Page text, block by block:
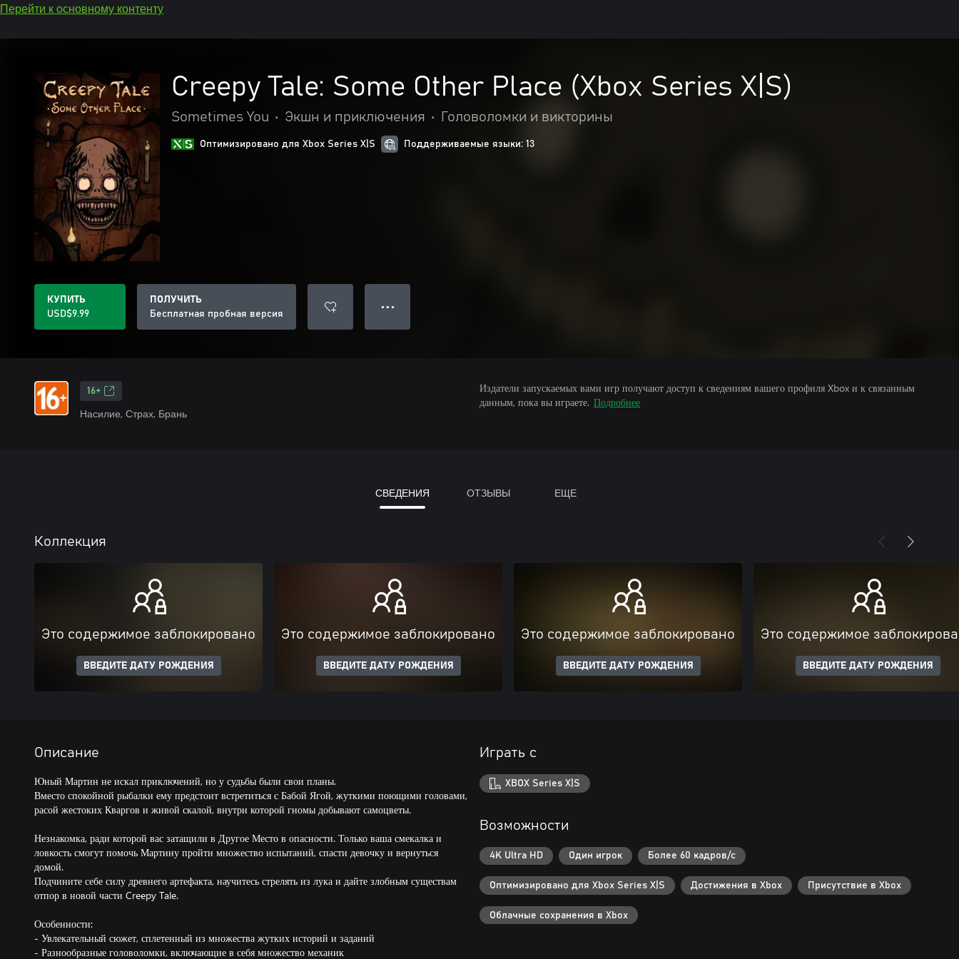
Перейти к основному контенту
Creepy Tale: Some Other Place (Xbox Series X|S)
Sometimes You • Экшн и приключения • Головоломки и викторины
Оптимизировано для Xbox Series X|S Поддерживаемые языки: 13
КУПИТЬ
USD$9.99
ПОЛУЧИТЬ
Бесплатная пробная версия
● ● ●
16+
Насилие, Страх, Брань
Издатели запускаемых вами игр получают доступ к сведениям вашего профиля Xbox и к связанным
данным, пока вы играете. Подробнее
СВЕДЕНИЯ ОТЗЫВЫ ЕЩЕ
Коллекция
Это содержимое заблокировано
ВВЕДИТЕ ДАТУ РОЖДЕНИЯ
Это содержимое заблокировано
ВВЕДИТЕ ДАТУ РОЖДЕНИЯ
Это содержимое заблокировано
ВВЕДИТЕ ДАТУ РОЖДЕНИЯ
Это содержимое
ВВЕДИТЕ ДАТУ РОЖДЕНИЯ
Описание
Юный Мартин не искал приключений, но у судьбы были свои планы.
Вместо спокойной рыбалки ему предстоит встретиться с Бабой Ягой, жуткими поющими головами,
расой жестоких Кваргов и живой скалой, внутри которой гномы добывают самоцветы.
Незнакомка, ради которой вас затащили в Другое Место в опасности. Только ваша смекалка и
ловкость смогут помочь Мартину пройти множество испытаний, спасти девочку и вернуться
домой.
Подчините себе силу древнего артефакта, научитесь стрелять из лука и дайте злобным существам
отпор в новой части Creepy Tale.
Особенности:
- Увлекательный сюжет, сплетенный из множества жутких историй и заданий
- Разнообразные головоломки, включающие в себя множество механик
Играть с
XBOX Series X|S
Возможности
4K Ultra HD Один игрок Более 60 кадров/с
Оптимизировано для Xbox Series X|S Достижения в Xbox Присутствие в Xbox
Облачные сохранения в Xbox